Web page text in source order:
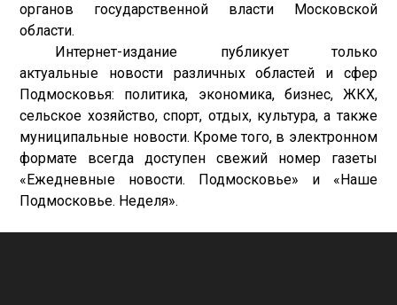
органов государственной власти Московской
области.
Интернет-издание публикует только
актуальные новости различных областей и сфер
Подмосковья: политика, экономика, бизнес, ЖКХ,
сельское хозяйство, спорт, отдых, культура, а также
муниципальные новости. Кроме того, в электронном
формате всегда доступен свежий номер газеты
«Ежедневные новости. Подмосковье» и «Наше
Подмосковье. Неделя».